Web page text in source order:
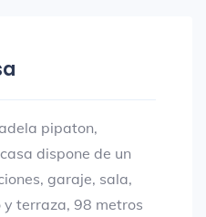
pipaton,
dispone de un
garaje, sala,
terraza, 98 metros